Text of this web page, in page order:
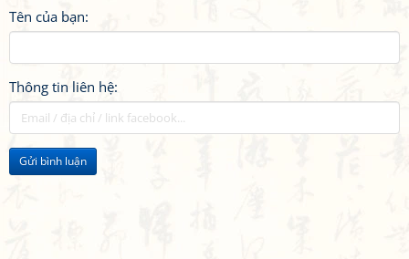
Tên của bạn:
Thông tin liên hệ:
Gửi bình luận